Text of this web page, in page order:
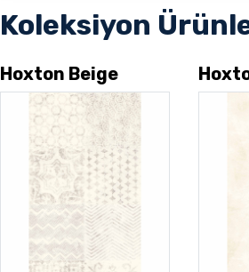
Koleksiyon
Hoxton Beige